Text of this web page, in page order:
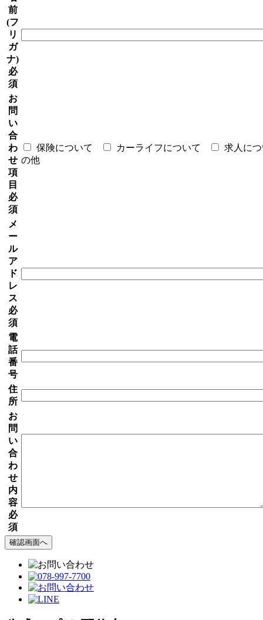
前
(フ
リ
ガ
ナ)
必
須
お
問
い
合
わ
せ
項
目
必
須
保険について カーライフについて
求人に
の他
メ
ー
ル
ア
ド
レ
ス
必
須
電
話
番
号
住
所
お
問
い
合
わ
せ
内
容
必
須